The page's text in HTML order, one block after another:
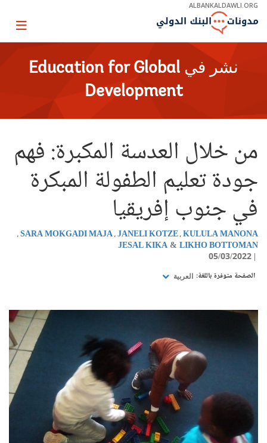
Skip
Main
ALBANKALDAWLI.ORG
Page
نشر في Education for Global
Development
من خلال العدسة المكبرة: فهم
جودة تعليم الطفولة المبكرة
في جنوب إفريقيا
KULULA MANONA
JANELI KOTZE
SARA MOKGADI MAJA
LIKHO BOTTOMAN
JESAL KIKA
05/03/2022
الصفحة متوفرة باللغة: العربية